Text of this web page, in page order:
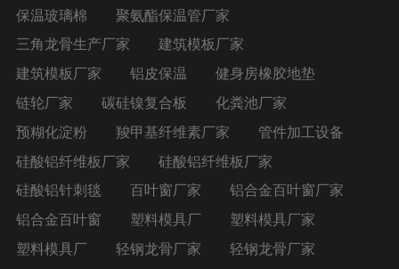
保温玻璃棉
聚氨酯保温管厂家
三角龙骨生产厂家
建筑模板厂家
建筑模板厂家
铝皮保温
健身房橡胶地垫
链轮厂家
碳硅镍复合板
化粪池厂家
预糊化淀粉
羧甲基纤维素厂家
管件加工设备
硅酸铝纤维板厂家
硅酸铝纤维板厂家
硅酸铝针刺毯
百叶窗厂家
铝合金百叶窗厂家
铝合金百叶窗
塑料模具厂
塑料模具厂家
塑料模具厂
轻钢龙骨厂家
轻钢龙骨厂家